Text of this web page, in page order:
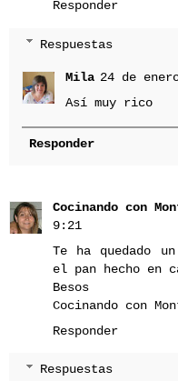
Responder
Respuestas
Mila 24 de
Así muy rico
Responder
Cocinando con
9:21
Te ha quedado
el pan hecho en
Besos
Cocinando con
Responder
Respuestas